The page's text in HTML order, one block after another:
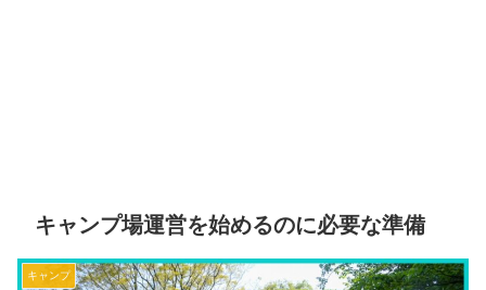
キャンプ場運営を始めるのに必要な準備
キャンプ